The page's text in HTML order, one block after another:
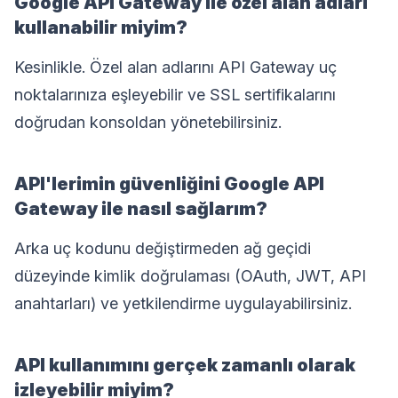
kullanabilir miyim?
Kesinlikle. Özel alan adlarını API Gateway uç
noktalarınıza eşleyebilir ve SSL sertifikalarını
doğrudan konsoldan yönetebilirsiniz.
API'lerimin güvenliğini Google API
Gateway ile nasıl sağlarım?
Arka uç kodunu değiştirmeden ağ geçidi
düzeyinde kimlik doğrulaması (OAuth, JWT, API
anahtarları) ve yetkilendirme uygulayabilirsiniz.
API kullanımını gerçek zamanlı olarak
izleyebilir miyim?